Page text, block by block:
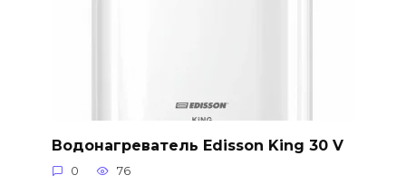
Водонагреватель Edisson King 30 V
0 76